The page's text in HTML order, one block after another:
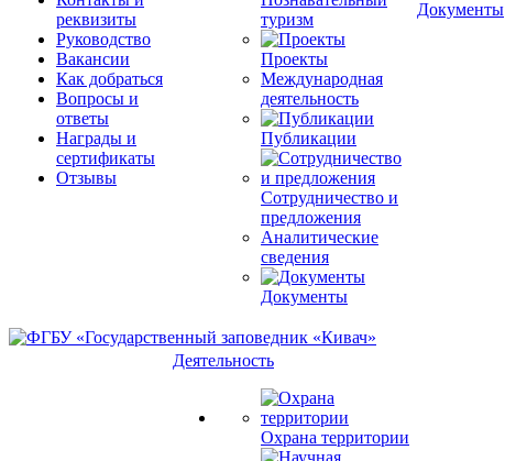
реквизиты
Руководство
Вакансии
Как добраться
Вопросы и
ответы
Награды и
сертификаты
Отзывы
туризм
Проекты
Международная
деятельность
Публикации
Сотрудничество и
предложения
Аналитические
сведения
Документы
Документы
Деятельность
Охрана территории